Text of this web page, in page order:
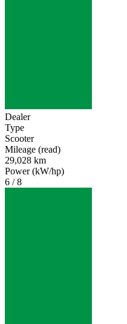
Dealer
Type
Scooter
Mileage (read)
29,028 km
Power (kW/hp)
6 / 8